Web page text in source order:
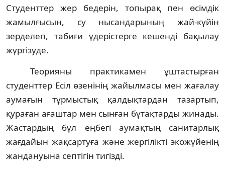
Студенттер жер бедерін, топырақ пен өсімдік
жамылғысын, су нысандарының жай-күйін
зерделеп, табиғи үдерістерге кешенді бақылау
жүргізуде.
Теорияны практикамен ұштастырған
студенттер Есіл өзенінің жайылмасы мен жағалау
аумағын тұрмыстық қалдықтардан тазартып,
қураған ағаштар мен сынған бұтақтарды жинады.
Жастардың бұл еңбегі аумақтың санитарлық
жағдайын жақсартуға және жергілікті экожүйенің
жандануына септігін тигізді.